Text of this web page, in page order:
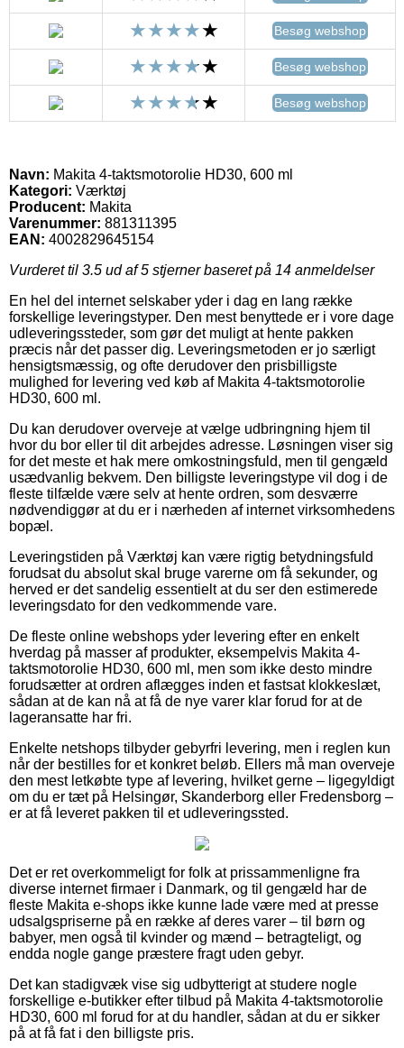
Besøg webshop
Besøg webshop
Besøg webshop
Navn: Makita 4-taktsmotorolie HD30, 600 ml
Kategori: Værktøj
Producent: Makita
Varenummer: 881311395
EAN: 4002829645154
Vurderet til 3.5 ud af 5 stjerner baseret på 14 anmeldelser
En hel del internet selskaber yder i dag en lang række
forskellige leveringstyper. Den mest benyttede er i vore dage
udleveringssteder, som gør det muligt at hente pakken
præcis når det passer dig. Leveringsmetoden er jo særligt
hensigtsmæssig, og ofte derudover den prisbilligste
mulighed for levering ved køb af Makita 4-taktsmotorolie
HD30, 600 ml.
Du kan derudover overveje at vælge udbringning hjem til
hvor du bor eller til dit arbejdes adresse. Løsningen viser sig
for det meste et hak mere omkostningsfuld, men til gengæld
usædvanlig bekvem. Den billigste leveringstype vil dog i de
fleste tilfælde være selv at hente ordren, som desværre
nødvendiggør at du er i nærheden af internet virksomhedens
bopæl.
Leveringstiden på Værktøj kan være rigtig betydningsfuld
forudsat du absolut skal bruge varerne om få sekunder, og
herved er det sandelig essentielt at du ser den estimerede
leveringsdato for den vedkommende vare.
De fleste online webshops yder levering efter en enkelt
hverdag på masser af produkter, eksempelvis Makita 4-
taktsmotorolie HD30, 600 ml, men som ikke desto mindre
forudsætter at ordren aflægges inden et fastsat klokkeslæt,
sådan at de kan nå at få de nye varer klar forud for at de
lageransatte har fri.
Enkelte netshops tilbyder gebyrfri levering, men i reglen kun
når der bestilles for et konkret beløb. Ellers må man overveje
den mest letkøbte type af levering, hvilket gerne – ligegyldigt
om du er tæt på Helsingør, Skanderborg eller Fredensborg –
er at få leveret pakken til et udleveringssted.
Det er ret overkommeligt for folk at prissammenligne fra
diverse internet firmaer i Danmark, og til gengæld har de
fleste Makita e-shops ikke kunne lade være med at presse
udsalgspriserne på en række af deres varer – til børn og
babyer, men også til kvinder og mænd – betragteligt, og
endda nogle gange præstere fragt uden gebyr.
Det kan stadigvæk vise sig udbytterigt at studere nogle
forskellige e-butikker efter tilbud på Makita 4-taktsmotorolie
HD30, 600 ml forud for at du handler, sådan at du er sikker
på at få fat i den billigste pris.